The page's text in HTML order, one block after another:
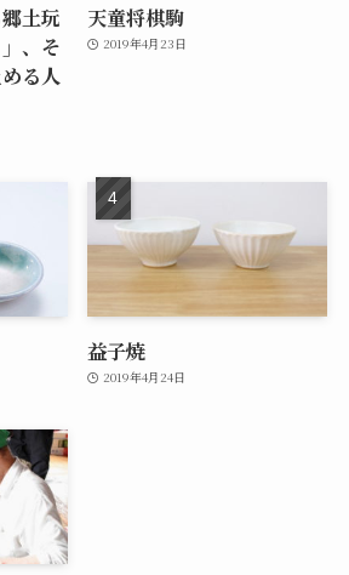
土玩
、そ
る人
天童将棋駒
2019年4月23日
益子焼
2019年4月24日